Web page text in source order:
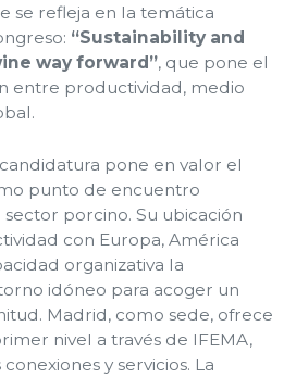
se refleja en la temática
“Sustainability and
way forward”, que pone el
entre productividad, medio
pone en valor el
punto de encuentro
porcino. Su ubicación
con Europa, América
organizativa la
idóneo para acoger un
Madrid, como sede, ofrece
nivel a través de IFEMA,
y servicios. La